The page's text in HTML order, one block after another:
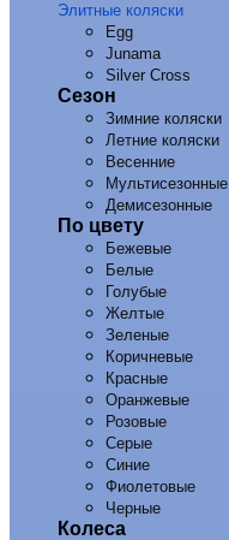
Элитные коляски
Egg
Junama
Silver Cross
Сезон
Зимние коляски
Летние коляски
Весенние
Мультисезонные
Демисезонные
По цвету
Бежевые
Белые
Голубые
Желтые
Зеленые
Коричневые
Красные
Оранжевые
Розовые
Серые
Синие
Фиолетовые
Черные
Колеса